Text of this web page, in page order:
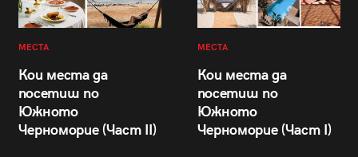
МЕСТА
Кои места да
посетиш по
Южното
Черноморие (Част II)
МЕСТА
Кои места да
посетиш по
Южното
Черноморие (Част I)